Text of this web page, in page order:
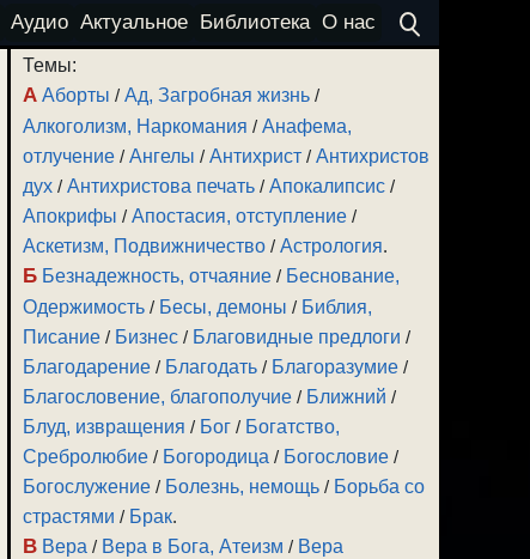
Аудио Актуальное Библиотека О нас
Темы:
А Аборты /Ад, Загробная жизнь /
Алкоголизм, Наркомания /Анафема,
отлучение /Ангелы /Антихрист /Антихристов
дух /Антихристова печать /Апокалипсис /
Апокрифы /Апостасия, отступление /
Аскетизм, Подвижничество /Астрология.
Б Безнадежность, отчаяние / Беснование,
Одержимость / Бесы, демоны / Библия,
Писание / Бизнес / Благовидные предлоги /
Благодарение / Благодать / Благоразумие /
Благословение, благополучие / Ближний /
Блуд, извращения / Бог / Богатство,
Сребролюбие / Богородица / Богословие /
Богослужение / Болезнь, немощь / Борьба со
страстями / Брак.
В Вера / Вера в Бога, Атеизм / Вера